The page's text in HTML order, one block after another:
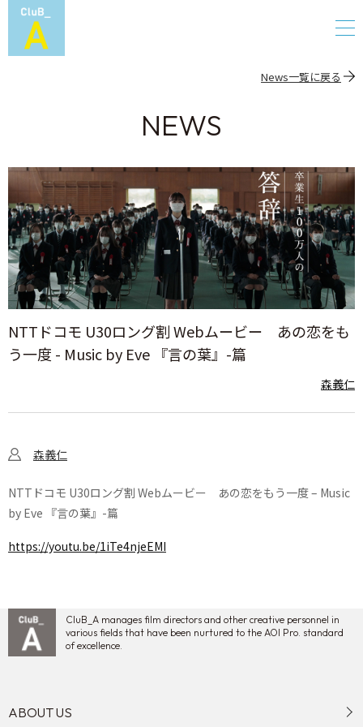
News一覧に戻る
NEWS
NTTドコモ U30ロング割 Webムービー あの恋をも
う一度 - Music by Eve 『言の葉』-篇
森義仁
森義仁
NTTドコモ U30ロング割 Webムービー あの恋をもう一度 – Music
by Eve 『言の葉』-篇
https://youtu.be/1iTe4njeEMI
CluB_A manages film directors and other creative personnel in
various fields that have been nurtured to the AOI Pro. standard
of excellence.
ABOUT US